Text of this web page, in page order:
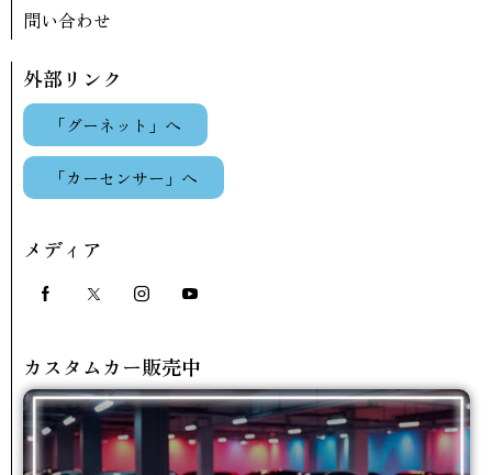
問い合わせ
外部リンク
「グーネット」へ
「カーセンサー」へ
メディア
カスタムカー販売中